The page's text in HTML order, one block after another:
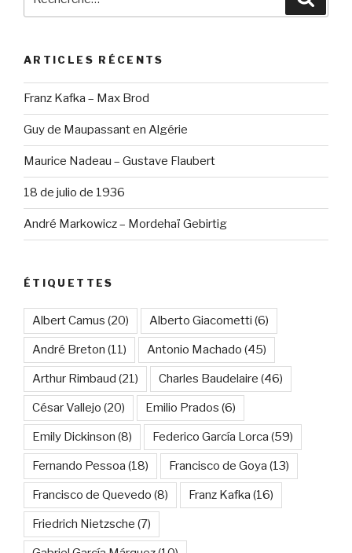
pour
ARTICLES RÉCENTS
Franz Kafka – Max Brod
Guy de Maupassant en Algérie
Maurice Nadeau – Gustave Flaubert
18 de julio de 1936
André Markowicz – Mordehaï Gebirtig
ÉTIQUETTES
Albert Camus (20) Alberto Giacometti (6)
André Breton (11) Antonio Machado (45)
Arthur Rimbaud (21) Charles Baudelaire (46)
César Vallejo (20) Emilio Prados (6)
Emily Dickinson (8) Federico García Lorca (59)
Fernando Pessoa (18) Francisco de Goya (13)
Francisco de Quevedo (8) Franz Kafka (16)
Friedrich Nietzsche (7)